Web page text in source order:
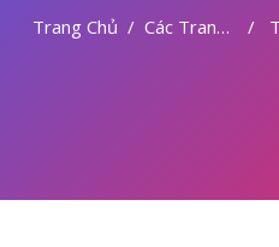
Trang Chủ Các Trang Của Hệ Thống